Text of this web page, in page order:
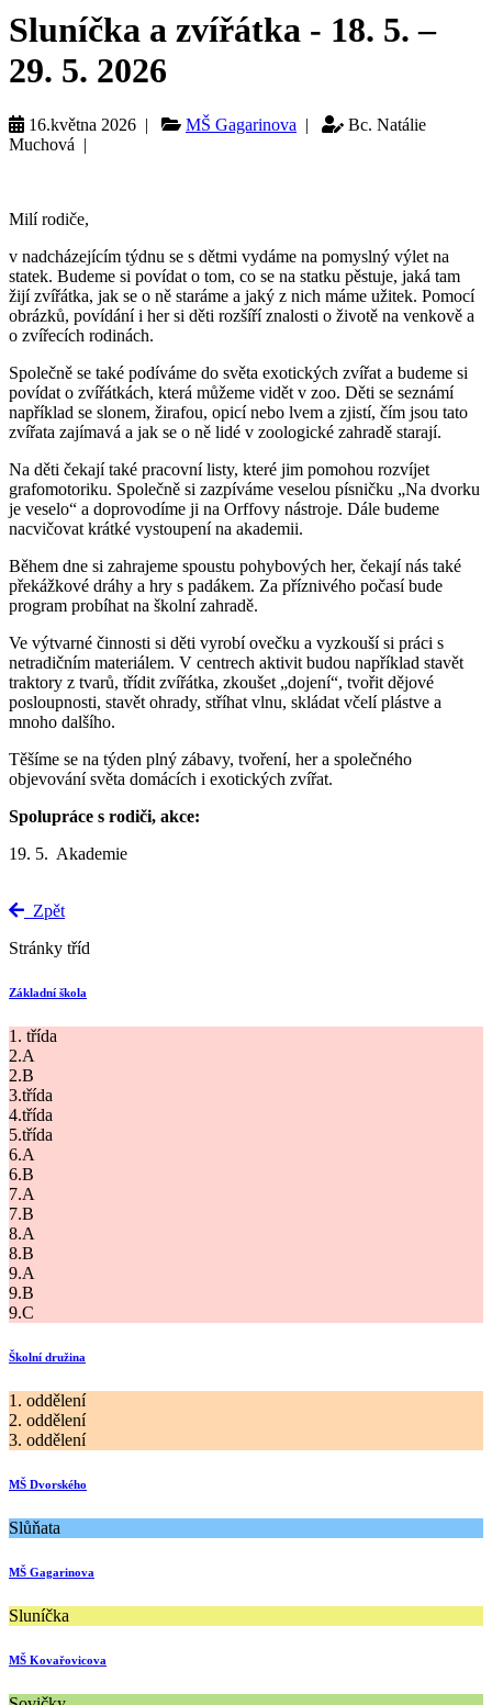
Sluníčka a zvířátka - 18. 5. –
29. 5. 2026
16.května 2026 | MŠ Gagarinova |
Bc. Natálie
Muchová |
Milí rodiče,
v nadcházejícím týdnu se s dětmi vydáme na pomyslný výlet na
statek. Budeme si povídat o tom, co se na statku pěstuje, jaká tam
žijí zvířátka, jak se o ně staráme a jaký z nich máme užitek. Pomocí
obrázků, povídání i her si děti rozšíří znalosti o životě na venkově a
o zvířecích rodinách.
Společně se také podíváme do světa exotických zvířat a budeme si
povídat o zvířátkách, která můžeme vidět v zoo. Děti se seznámí
například se slonem, žirafou, opicí nebo lvem a zjistí, čím jsou tato
zvířata zajímavá a jak se o ně lidé v zoologické zahradě starají.
Na děti čekají také pracovní listy, které jim pomohou rozvíjet
grafomotoriku. Společně si zazpíváme veselou písničku „Na dvorku
je veselo“ a doprovodíme ji na Orffovy nástroje. Dále budeme
nacvičovat krátké vystoupení na akademii.
Během dne si zahrajeme spoustu pohybových her, čekají nás také
překážkové dráhy a hry s padákem. Za příznivého počasí bude
program probíhat na školní zahradě.
Ve výtvarné činnosti si děti vyrobí ovečku a vyzkouší si práci s
netradičním materiálem. V centrech aktivit budou například stavět
traktory z tvarů, třídit zvířátka, zkoušet „dojení“, tvořit dějové
posloupnosti, stavět ohrady, stříhat vlnu, skládat včelí plástve a
mnoho dalšího.
Těšíme se na týden plný zábavy, tvoření, her a společného
objevování světa domácích i exotických zvířat.
Spolupráce s rodiči, akce:
19. 5. Akademie
Zpět
Stránky tříd
Základní škola
1. třída
2.A
2.B
3.třída
4.třída
5.třída
6.A
6.B
7.A
7.B
8.A
8.B
9.A
9.B
9.C
Školní družina
1. oddělení
2. oddělení
3. oddělení
MŠ Dvorského
Slůňata
MŠ Gagarinova
Sluníčka
MŠ Kovařovicova